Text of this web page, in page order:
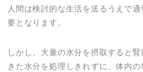
人間は検討的な生活を送るうえで
要となります。
しかし、大量の水分を摂取すると
きた水分を処理しきれずに、体内